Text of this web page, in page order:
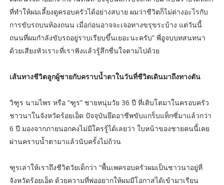
ที่ทำให้ผมเลี้ยงดูครอบครัวได้อย่างสบาย ผมว่าชีวิตก็ไม่ต่างอะไรกับ
การขับรถบนท้องถนน เมื่อก่อนอาจจะเจอทางขรุขระบ้าง แต่วันนี้
ถนนที่ผมกำลังขับรถอยู่ราบเรียบขึ้นเยอะนะครับ” พี่อูจบบทสนทนา
ด้วยเสียงหัวเราะที่เราฟังแล้วรู้สึกชื่นใจตามไปด้วย
เส้นทางชีวิตลูกผู้ชายกับคราบน้ำตาในวันที่ชีวิตเดินมาถึงทางตัน
วิฑูร นามไพร หรือ “ฑูร” ชายหนุ่มวัย 36 ปี ที่เติบโตมาในครอบครัว
ชาวนาในจังหวัดร้อยเอ็ด ปัจจุบันยึดอาชีพขับแกร็บแท็กซี่มาแล้วกว่า
6 ปี มองจากภายนอกคงไม่มีใครรู้ได้เลยว่า ใบหน้าของชายคนนี้เคย
ผ่านคราบน้ำตามาแล้วนับครั้งไม่ถ้วน
ฑูรเล่าให้เราถึงชีวิตวัยเด็กว่า “พื้นเพครอบครัวผมเป็นชาวนาอยู่ที่
จังหวัดร้อยเอ็ด ด้วยความที่พ่ออยากให้ผมมีโอกาสได้เข้ามาเรียน